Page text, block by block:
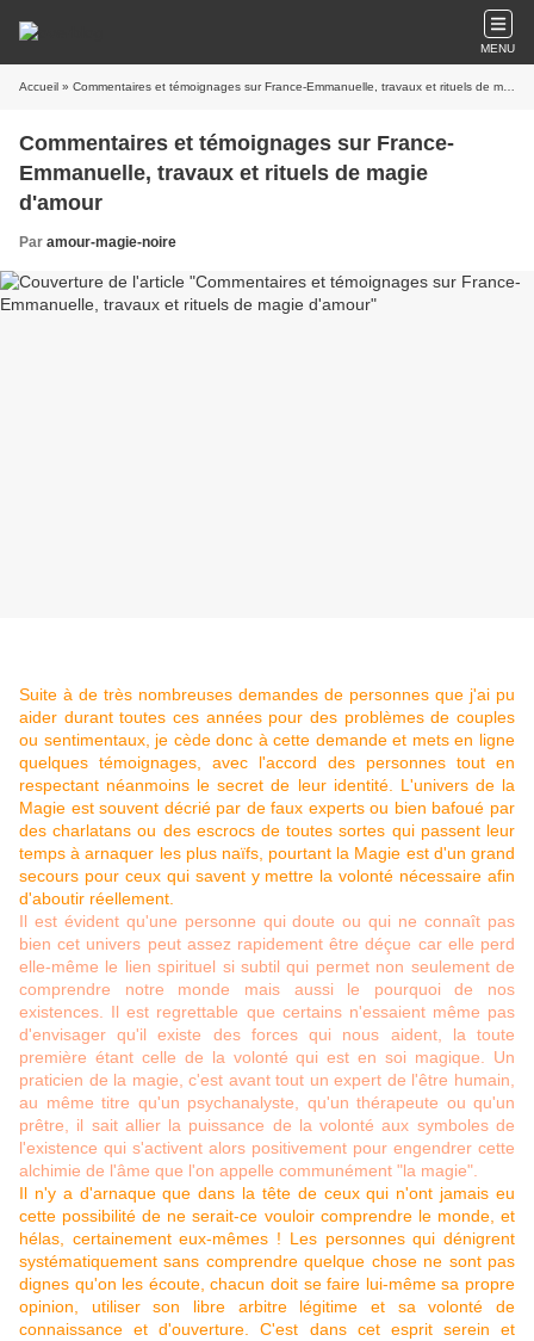
MENU
Accueil » Commentaires et témoignages sur France-Emmanuelle, travaux et rituels de magie d'amour
Commentaires et témoignages sur France-
Emmanuelle, travaux et rituels de magie
d'amour
Par amour-magie-noire
Suite à de très nombreuses demandes de personnes que j'ai pu
aider durant toutes ces années pour des problèmes de couples
ou sentimentaux, je cède donc à cette demande et mets en ligne
quelques témoignages, avec l'accord des personnes tout en
respectant néanmoins le secret de leur identité. L'univers de la
Magie est souvent décrié par de faux experts ou bien bafoué par
des charlatans ou des escrocs de toutes sortes qui passent leur
temps à arnaquer les plus naïfs, pourtant la Magie est d'un grand
secours pour ceux qui savent y mettre la volonté nécessaire afin
d'aboutir réellement.
Il est évident qu'une personne qui doute ou qui ne connaît pas
bien cet univers peut assez rapidement être déçue car elle perd
elle-même le lien spirituel si subtil qui permet non seulement de
comprendre notre monde mais aussi le pourquoi de nos
existences. Il est regrettable que certains n'essaient même pas
d'envisager qu'il existe des forces qui nous aident, la toute
première étant celle de la volonté qui est en soi magique. Un
praticien de la magie, c'est avant tout un expert de l'être humain,
au même titre qu'un psychanalyste, qu'un thérapeute ou qu'un
prêtre, il sait allier la puissance de la volonté aux symboles de
l'existence qui s'activent alors positivement pour engendrer cette
alchimie de l'âme que l'on appelle communément "la magie".
Il n'y a d'arnaque que dans la tête de ceux qui n'ont jamais eu
cette possibilité de ne serait-ce vouloir comprendre le monde, et
hélas, certainement eux-mêmes ! Les personnes qui dénigrent
systématiquement sans comprendre quelque chose ne sont pas
dignes qu'on les écoute, chacun doit se faire lui-même sa propre
opinion, utiliser son libre arbitre légitime et sa volonté de
connaissance et d'ouverture. C'est dans cet esprit serein et